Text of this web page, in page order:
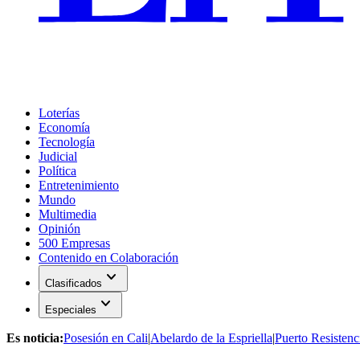
Loterías
Economía
Tecnología
Judicial
Política
Entretenimiento
Mundo
Multimedia
Opinión
500 Empresas
Contenido en Colaboración
Clasificados expand_more
Especiales expand_more
Es noticia:Posesión en Cali|Abelardo de la Espriella|Puerto